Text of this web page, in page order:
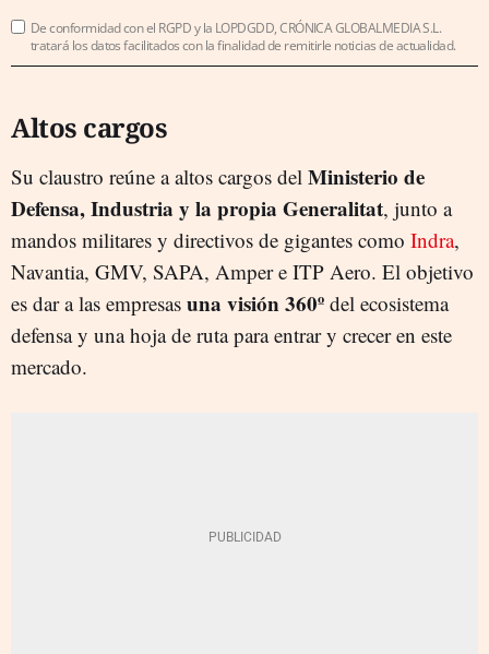
De conformidad con el RGPD y la LOPDGDD, CRÓNICA GLOBALMEDIA S.L.
tratará los datos facilitados con la finalidad de remitirle noticias de actualidad.
Altos cargos
Su claustro reúne a altos cargos del Ministerio de
Defensa, Industria y la propia Generalitat, junto a
mandos militares y directivos de gigantes como Indra,
Navantia, GMV, SAPA, Amper e ITP Aero. El objetivo
es dar a las empresas una visión 360º del ecosistema
defensa y una hoja de ruta para entrar y crecer en este
mercado.